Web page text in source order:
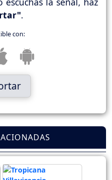
.
con: